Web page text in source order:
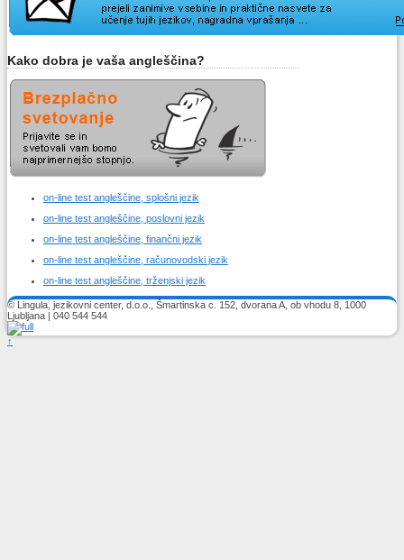
Kako dobra je vaša angleščina?
on-line test angleščine, splošni jezik
on-line test angleščine, poslovni jezik
on-line test angleščine, finančni jezik
on-line test angleščine, računovodski jezik
on-line test angleščine, trženjski jezik
© Lingula, jezikovni center, d.o.o., Šmartinska c. 152, dvorana A, ob vhodu 8, 1000
Ljubljana | 040 544 544
↑